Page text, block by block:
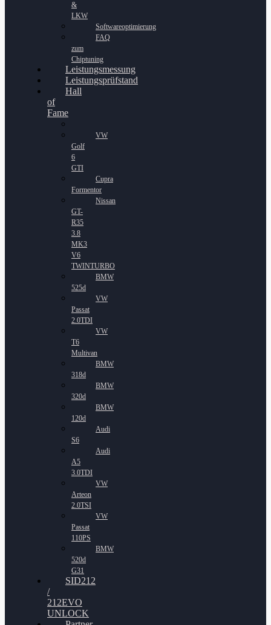
&
LKW
Softwareoptimierung
FAQ
zum
Chiptuning
Leistungsmessung
Leistungsprüfstand
Hall
of
Fame
VW
Golf
6
GTI
Cupra
Formentor
Nissan
GT-
R35
3.8
MK3
V6
TWINTURBO
BMW
525d
VW
Passat
2.0TDI
VW
T6
Multivan
BMW
318d
BMW
320d
BMW
120d
Audi
S6
Audi
A5
3.0TDI
VW
Arteon
2.0TSI
VW
Passat
110PS
BMW
520d
G31
SID212
/
212EVO
UNLOCK